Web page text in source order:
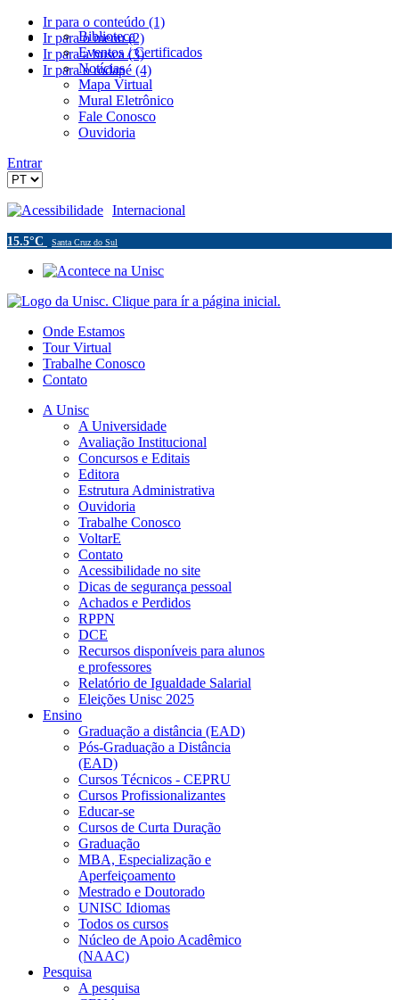
Ir para o conteúdo (1)
Ir para o menu (2)
Ir para a busca (3)
Ir para o rodapé (4)
Biblioteca
Eventos / Certificados
Notícias
Mapa Virtual
Mural Eletrônico
Fale Conosco
Ouvidoria
Entrar
Acessibilidade Internacional
15.5°C Santa Cruz do Sul
Onde Estamos
Tour Virtual
Trabalhe Conosco
Contato
A Unisc
A Universidade
Avaliação Institucional
Concursos e Editais
Editora
Estrutura Administrativa
Ouvidoria
Trabalhe Conosco
VoltarE
Contato
Acessibilidade no site
Dicas de segurança pessoal
Achados e Perdidos
RPPN
DCE
Recursos disponíveis para alunos
e professores
Relatório de Igualdade Salarial
Eleições Unisc 2025
Ensino
Graduação a distância (EAD)
Pós-Graduação a Distância
(EAD)
Cursos Técnicos - CEPRU
Cursos Profissionalizantes
Educar-se
Cursos de Curta Duração
Graduação
MBA, Especialização e
Aperfeiçoamento
Mestrado e Doutorado
UNISC Idiomas
Todos os cursos
Núcleo de Apoio Acadêmico
(NAAC)
Pesquisa
A pesquisa